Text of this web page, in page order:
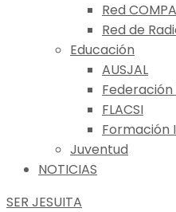
Red
Red de
Educación
AUSJAL
FLACSI
Formación
Juventud
NOTICIAS
SER JESUITA